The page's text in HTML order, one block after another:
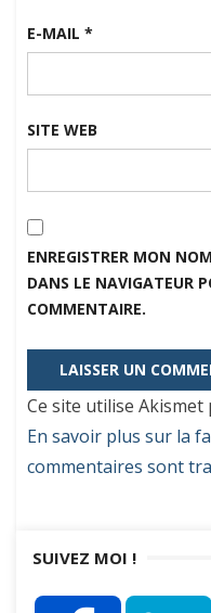
E-MAIL *
SITE WEB
ENREGISTRER MON
DANS LE NAVIGATEUR
COMMENTAIRE.
Ce site utilise
En savoir plus sur la
commentaires sont
SUIVEZ MOI !